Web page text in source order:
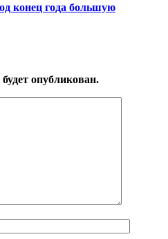
конец года большую
опубликован.